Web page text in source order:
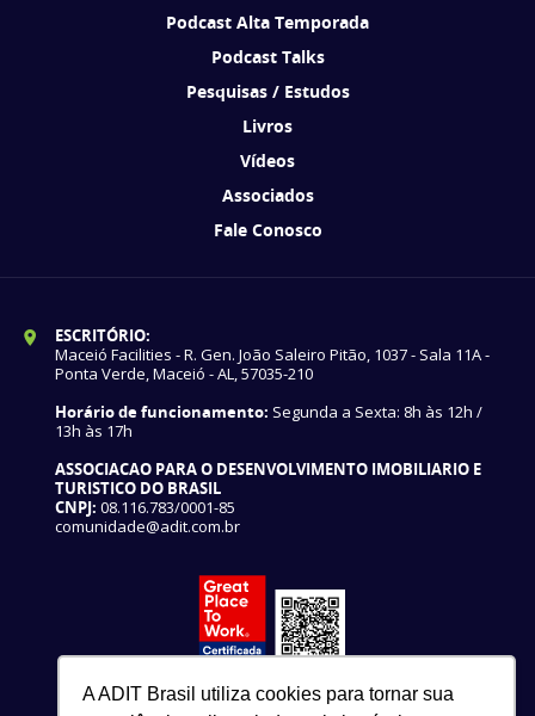
A ADIT Brasil utiliza cookies para tornar sua
Podcast Alta Temporada
Podcast Talks
Pesquisas / Estudos
Livros
Vídeos
Associados
Fale Conosco
ESCRITÓRIO:
Maceió Facilities - R. Gen. João Saleiro Pitão, 1037 - Sala 11A -
Ponta Verde, Maceió - AL, 57035-210
Horário de funcionamento: Segunda a Sexta: 8h às 12h /
13h às 17h
ASSOCIACAO PARA O DESENVOLVIMENTO IMOBILIARIO E
TURISTICO DO BRASIL
CNPJ: 08.116.783/0001-85
comunidade@adit.com.br